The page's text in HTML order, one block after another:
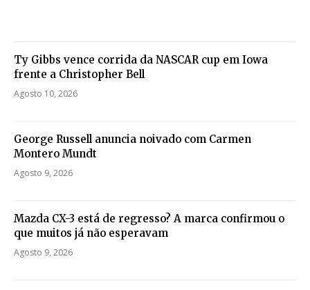
Ty Gibbs vence corrida da NASCAR cup em Iowa
frente a Christopher Bell
Agosto 10, 2026
George Russell anuncia noivado com Carmen
Montero Mundt
Agosto 9, 2026
Mazda CX-3 está de regresso? A marca confirmou o
que muitos já não esperavam
Agosto 9, 2026